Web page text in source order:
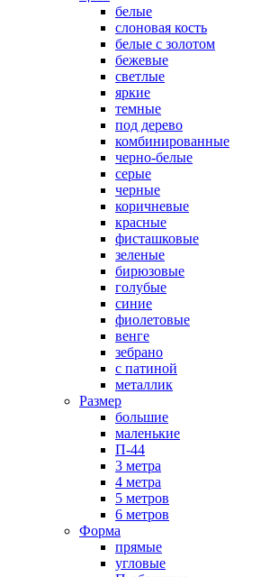
белые
слоновая кость
белые с золотом
бежевые
светлые
яркие
темные
под дерево
комбинированные
черно-белые
серые
черные
коричневые
красные
фисташковые
зеленые
бирюзовые
голубые
синие
фиолетовые
венге
зебрано
с патиной
металлик
Размер
большие
маленькие
П-44
3 метра
4 метра
5 метров
6 метров
Форма
прямые
угловые